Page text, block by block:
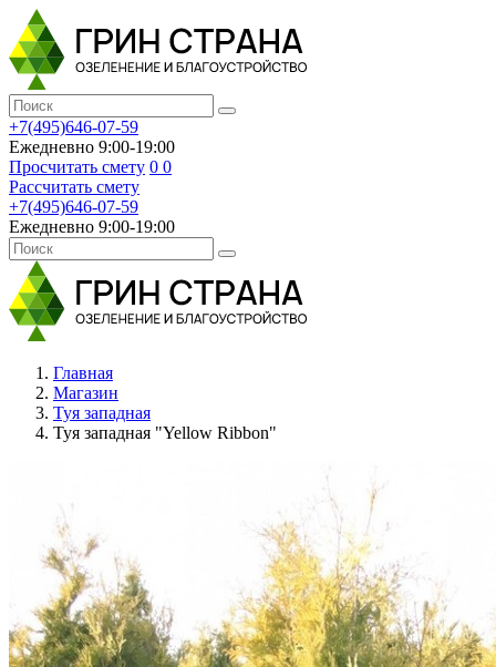
+7(495)646-07-59
Ежедневно 9:00-19:00
Просчитать смету 0 0
Рассчитать смету
+7(495)646-07-59
Ежедневно 9:00-19:00
Главная
Магазин
Туя западная
Туя западная "Yellow Ribbon"